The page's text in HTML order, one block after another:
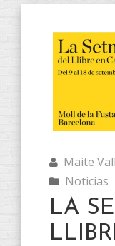
Maite
Noticias
LA